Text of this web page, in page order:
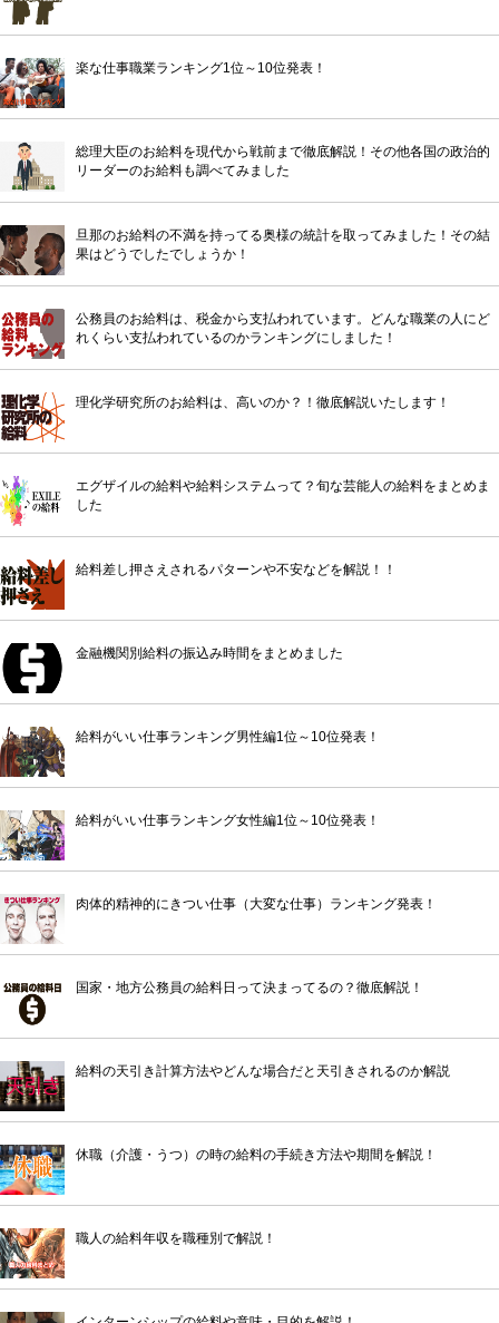
楽な仕事職業ランキング1位～10位発表！
総理大臣のお給料を現代から戦前まで徹底解説！その他各国の政治的
リーダーのお給料も調べてみました
旦那のお給料の不満を持ってる奥様の統計を取ってみました！その結
果はどうでしたでしょうか！
公務員のお給料は、税金から支払われています。どんな職業の人にど
れくらい支払われているのかランキングにしました！
理化学研究所のお給料は、高いのか？！徹底解説いたします！
エグザイルの給料や給料システムって？旬な芸能人の給料をまとめま
した
給料差し押さえされるパターンや不安などを解説！！
金融機関別給料の振込み時間をまとめました
給料がいい仕事ランキング男性編1位～10位発表！
給料がいい仕事ランキング女性編1位～10位発表！
肉体的精神的にきつい仕事（大変な仕事）ランキング発表！
国家・地方公務員の給料日って決まってるの？徹底解説！
給料の天引き計算方法やどんな場合だと天引きされるのか解説
休職（介護・うつ）の時の給料の手続き方法や期間を解説！
職人の給料年収を職種別で解説！